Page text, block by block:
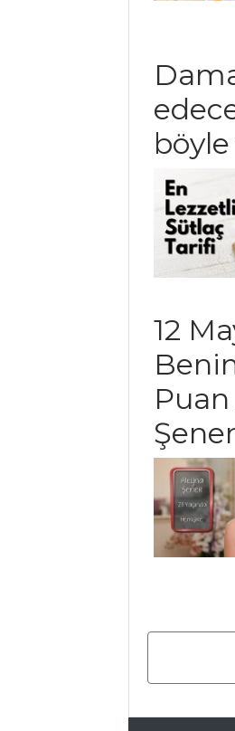
ISPANAKLI BÖREK
FRAMBUAZLI VE
MİLFÖYDE BALIK
BALIK KAVURMA
Kereviz Çorbası
12